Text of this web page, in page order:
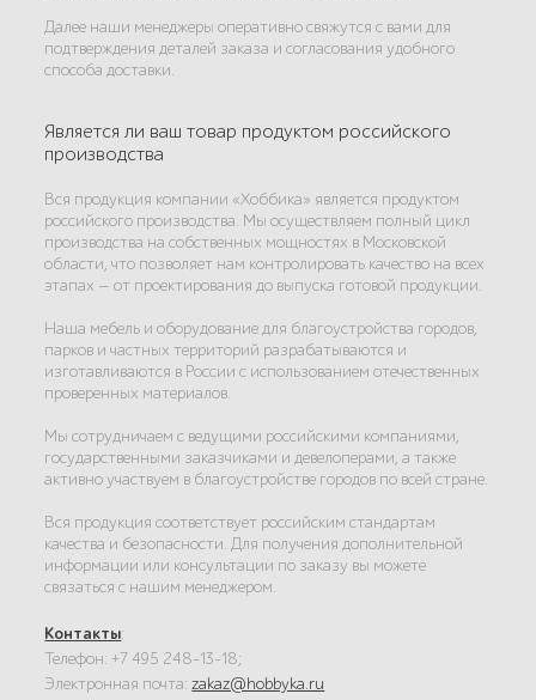
Далее наши менеджеры оперативно свяжутся с вами для
подтверждения деталей заказа и согласования удобного
способа доставки.
Является ли ваш товар продуктом российского
производства
Вся продукция компании «Хоббика» является продуктом
российского производства. Мы осуществляем полный цикл
производства на собственных мощностях в Московской
области, что позволяет нам контролировать качество на всех
этапах — от проектирования до выпуска готовой продукции.
Наша мебель и оборудование для благоустройства городов,
парков и частных территорий разрабатываются и
изготавливаются в России с использованием отечественных
проверенных материалов.
Мы сотрудничаем с ведущими российскими компаниями,
государственными заказчиками и девелоперами, а также
активно участвуем в благоустройстве городов по всей стране.
Вся продукция соответствует российским стандартам
качества и безопасности. Для получения дополнительной
информации или консультации по заказу вы можете
связаться с нашим менеджером.
Контакты:
Телефон: +7 495 248-13-18;
Электронная почта:zakaz@hobbyka.ru